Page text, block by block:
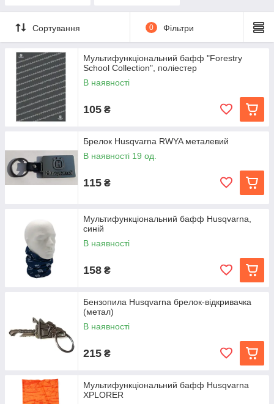
Сортування 0 Фільтри
Мультифункціональний бафф "Forestry
School Collection", поліестер
В наявності
105 ₴
Брелок Husqvarna RWYA металевий
В наявності 19 од.
115 ₴
Мультифункціональний бафф Husqvarna,
синій
В наявності
158 ₴
Бензопила Husqvarna брелок-відкривачка
(метал)
В наявності
215 ₴
Мультифункціональний бафф Husqvarna
XPLORER